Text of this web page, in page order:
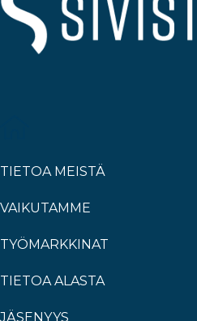
TIETOA MEISTÄ
VAIKUTAMME
TYÖMARKKINAT
TIETOA ALASTA
JÄSENYYS